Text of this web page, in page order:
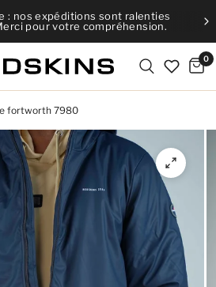
: nos expéditions sont ralenties
pour votre compréhension.
0
fortworth 7980